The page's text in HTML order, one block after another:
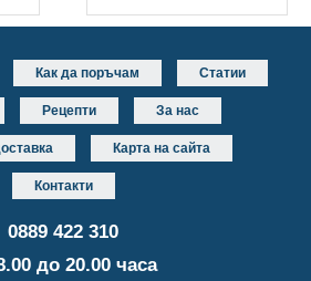
Как да поръчам Статии
Рецепти За нас
Карта на сайта
Контакти
0889 422 310
до 20.00 часа